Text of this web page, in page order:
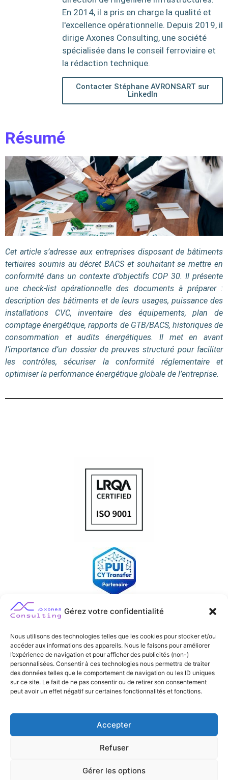
Gérez votre confidentialité
Nous utilisons des technologies telles que les cookies pour stocker et/ou
accéder aux informations des appareils. Nous le faisons pour améliorer
l’expérience de navigation et pour afficher des publicités (non-)
personnalisées. Consentir à ces technologies nous permettra de traiter
des données telles que le comportement de navigation ou les ID uniques
sur ce site. Le fait de ne pas consentir ou de retirer son consentement
peut avoir un effet négatif sur certaines fonctionnalités et fonctions.
Accepter
Refuser
Gérer les options
En 2014, il a pris en charge la qualité et
l'excellence opérationnelle. Depuis 2019, il
dirige Axones Consulting, une société
spécialisée dans le conseil ferroviaire et
la rédaction technique.
Contacter Stéphane AVRONSART sur
LinkedIn
Résumé
Cet article s’adresse aux entreprises disposant de bâtiments
tertiaires soumis au décret BACS et souhaitant se mettre en
conformité dans un contexte d’objectifs COP 30. Il présente
une check-list opérationnelle des documents à préparer :
description des bâtiments et de leurs usages, puissance des
installations CVC, inventaire des équipements, plan de
comptage énergétique, rapports de GTB/BACS, historiques de
consommation et audits énergétiques. Il met en avant
l’importance d’un dossier de preuves structuré pour faciliter
les contrôles, sécuriser la conformité réglementaire et
optimiser la performance énergétique globale de l’entreprise.